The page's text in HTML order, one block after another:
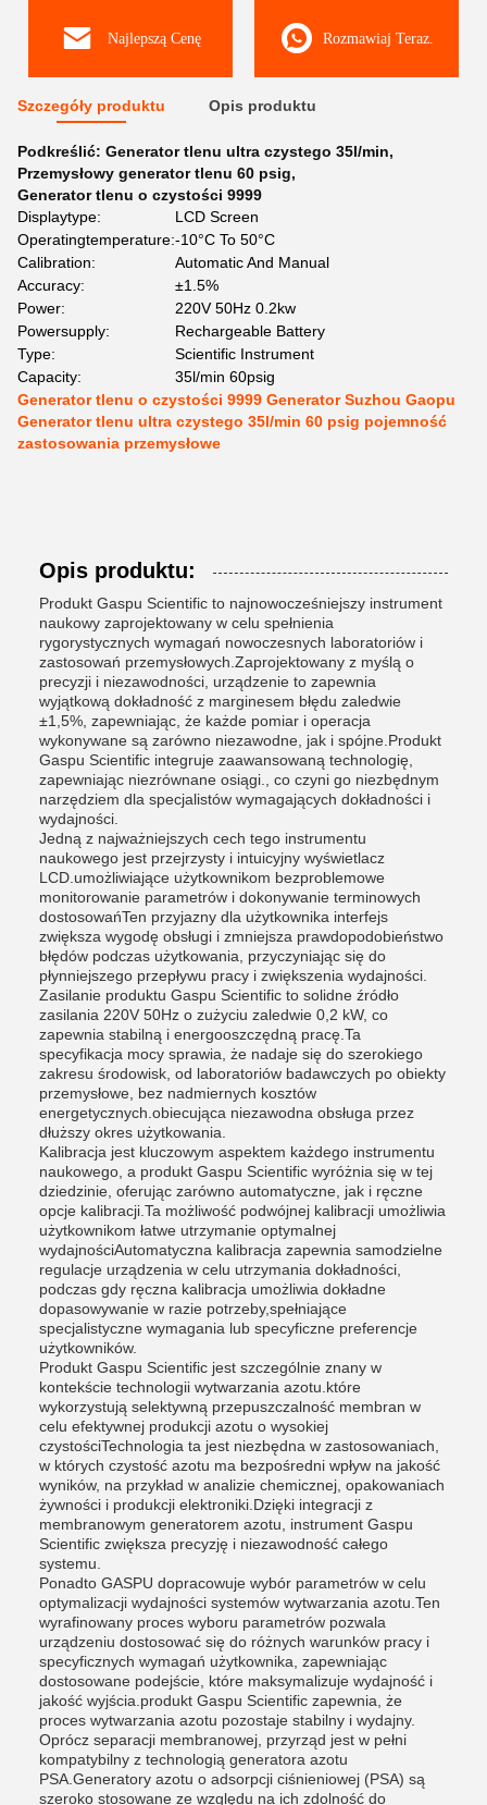
Najlepszą Cenę Rozmawiaj Teraz.
Szczegóły produktu Opis produktu
Podkreślić: Generator tlenu ultra czystego 35l/min,
Przemysłowy generator tlenu 60 psig,
Generator tlenu o czystości 9999
Displaytype:
LCD Screen
Operatingtemperature:-10°C To 50°C
Calibration:
Automatic And Manual
Accuracy:
±1.5%
Power:
220V 50Hz 0.2kw
Powersupply:
Rechargeable Battery
Type:
Scientific Instrument
Capacity:
35l/min 60psig
Generator tlenu o czystości 9999 Generator Suzhou Gaopu
Generator tlenu ultra czystego 35l/min 60 psig pojemność
zastosowania przemysłowe
Opis produktu:
Produkt Gaspu Scientific to najnowocześniejszy instrument
naukowy zaprojektowany w celu spełnienia
rygorystycznych wymagań nowoczesnych laboratoriów i
zastosowań przemysłowych.Zaprojektowany z myślą o
precyzji i niezawodności, urządzenie to zapewnia
wyjątkową dokładność z marginesem błędu zaledwie
±1,5%, zapewniając, że każde pomiar i operacja
wykonywane są zarówno niezawodne, jak i spójne.Produkt
Gaspu Scientific integruje zaawansowaną technologię,
zapewniając niezrównane osiągi., co czyni go niezbędnym
narzędziem dla specjalistów wymagających dokładności i
wydajności.
Jedną z najważniejszych cech tego instrumentu
naukowego jest przejrzysty i intuicyjny wyświetlacz
LCD.umożliwiające użytkownikom bezproblemowe
monitorowanie parametrów i dokonywanie terminowych
dostosowańTen przyjazny dla użytkownika interfejs
zwiększa wygodę obsługi i zmniejsza prawdopodobieństwo
błędów podczas użytkowania, przyczyniając się do
płynniejszego przepływu pracy i zwiększenia wydajności.
Zasilanie produktu Gaspu Scientific to solidne źródło
zasilania 220V 50Hz o zużyciu zaledwie 0,2 kW, co
zapewnia stabilną i energooszczędną pracę.Ta
specyfikacja mocy sprawia, że nadaje się do szerokiego
zakresu środowisk, od laboratoriów badawczych po obiekty
przemysłowe, bez nadmiernych kosztów
energetycznych.obiecująca niezawodna obsługa przez
dłuższy okres użytkowania.
Kalibracja jest kluczowym aspektem każdego instrumentu
naukowego, a produkt Gaspu Scientific wyróżnia się w tej
dziedzinie, oferując zarówno automatyczne, jak i ręczne
opcje kalibracji.Ta możliwość podwójnej kalibracji umożliwia
użytkownikom łatwe utrzymanie optymalnej
wydajnościAutomatyczna kalibracja zapewnia samodzielne
regulacje urządzenia w celu utrzymania dokładności,
podczas gdy ręczna kalibracja umożliwia dokładne
dopasowywanie w razie potrzeby,spełniające
specjalistyczne wymagania lub specyficzne preferencje
użytkowników.
Produkt Gaspu Scientific jest szczególnie znany w
kontekście technologii wytwarzania azotu.które
wykorzystują selektywną przepuszczalność membran w
celu efektywnej produkcji azotu o wysokiej
czystościTechnologia ta jest niezbędna w zastosowaniach,
w których czystość azotu ma bezpośredni wpływ na jakość
wyników, na przykład w analizie chemicznej, opakowaniach
żywności i produkcji elektroniki.Dzięki integracji z
membranowym generatorem azotu, instrument Gaspu
Scientific zwiększa precyzję i niezawodność całego
systemu.
Ponadto GASPU dopracowuje wybór parametrów w celu
optymalizacji wydajności systemów wytwarzania azotu.Ten
wyrafinowany proces wyboru parametrów pozwala
urządzeniu dostosować się do różnych warunków pracy i
specyficznych wymagań użytkownika, zapewniając
dostosowane podejście, które maksymalizuje wydajność i
jakość wyjścia.produkt Gaspu Scientific zapewnia, że
proces wytwarzania azotu pozostaje stabilny i wydajny.
Oprócz separacji membranowej, przyrząd jest w pełni
kompatybilny z technologią generatora azotu
PSA.Generatory azotu o adsorpcji ciśnieniowej (PSA) są
szeroko stosowane ze względu na ich zdolność do